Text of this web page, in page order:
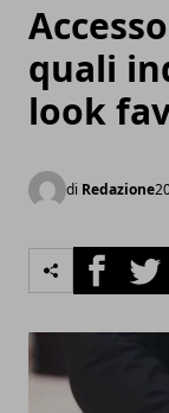
quali
look
di Redazione
Facebook